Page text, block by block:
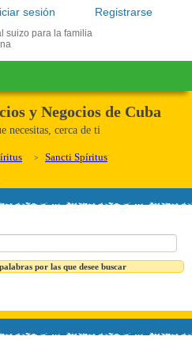
Registrarse
sesión
suizo para la familia
y Negocios de Cuba
necesitas, cerca de ti
Sancti Spíritus
por las que desee buscar